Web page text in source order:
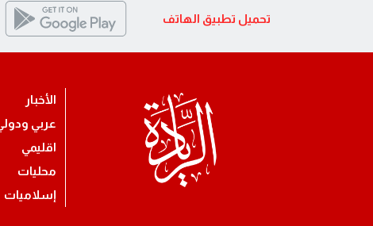
تحميل تطبيق الهاتف
الأخبار
عربي
اقليمي
محليات
إسلاميات